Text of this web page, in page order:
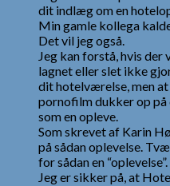
dit indlæg om en
Min gamle kollega
Det vil jeg også.
Jeg kan forstå, hvis
lagnet eller slet ikke
dit hotelværelse, men
pornofilm dukker op på
som en opleve.
Som skrevet af Karin
på sådan oplevelse.
for sådan en “oplevelse”.
Jeg er sikker på, at